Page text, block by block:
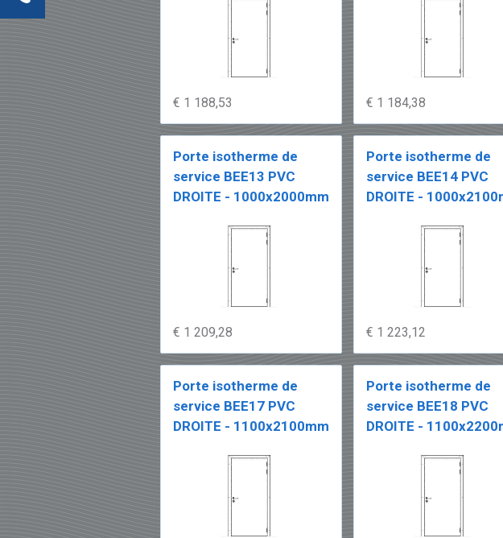
€ 1 188,53 € 1 184,38
Porte isotherme de
service BEE13 PVC
DROITE - 1000x2000mm
€ 1 209,28
Porte isotherme de
service BEE14 PVC
DROITE -
€ 1 223,12
Porte isotherme de
service BEE17 PVC
DROITE - 1100x2100mm
Porte isotherme de
service BEE18 PVC
DROITE -